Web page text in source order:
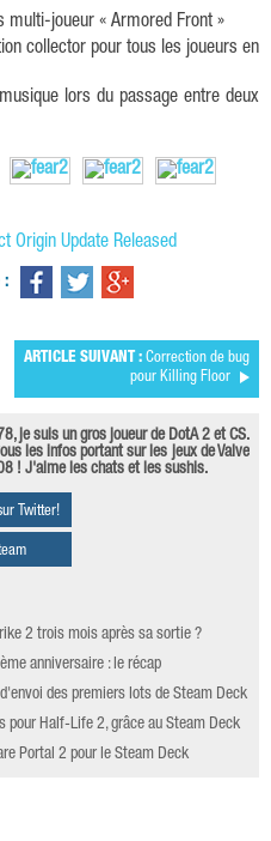
multi-joueur « Armored Front »
collector pour tous les joueurs en
lors du passage entre deux
Origin Update Released
:
ARTICLE SUIVANT : Correction de bug
pour Killing Floor
je suis un gros joueur de DotA 2 et CS.
les infos portant sur les jeux de Valve
! J'aime les chats et les sushis.
Twitter!
2 trois mois après sa sortie ?
anniversaire : le récap
des premiers lots de Steam Deck
pour Half-Life 2, grâce au Steam Deck
Portal 2 pour le Steam Deck